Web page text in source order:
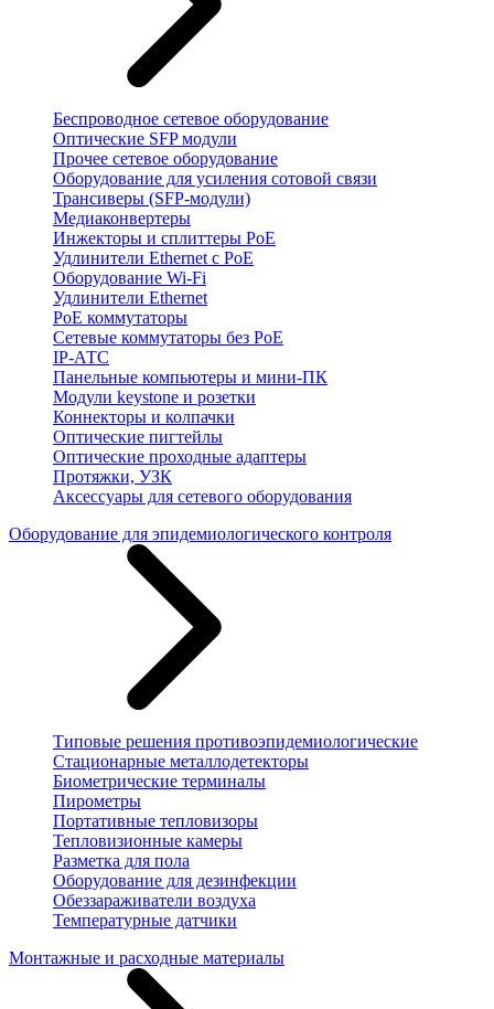
Беспроводное сетевое оборудование
Оптические SFP модули
Прочее сетевое оборудование
Оборудование для усиления сотовой связи
Трансиверы (SFP-модули)
Медиаконвертеры
Инжекторы и сплиттеры PoE
Удлинители Ethernet с PoE
Оборудование Wi-Fi
Удлинители Ethernet
PoE коммутаторы
Сетевые коммутаторы без PoE
IP-АТС
Панельные компьютеры и мини-ПК
Модули keystone и розетки
Коннекторы и колпачки
Оптические пигтейлы
Оптические проходные адаптеры
Протяжки, УЗК
Аксессуары для сетевого оборудования
Оборудование для эпидемиологического контроля
Типовые решения противоэпидемиологические
Стационарные металлодетекторы
Биометрические терминалы
Пирометры
Портативные тепловизоры
Тепловизионные камеры
Разметка для пола
Оборудование для дезинфекции
Обеззараживатели воздуха
Температурные датчики
Монтажные и расходные материалы